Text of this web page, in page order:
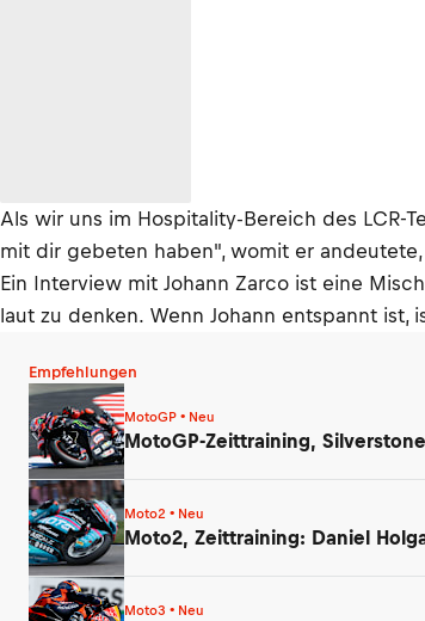
Als wir uns im Hospitality-Bereich des LCR-
mit dir gebeten haben", womit er
Ein Interview mit Johann Zarco ist eine
laut zu denken. Wenn Johann entspannt ist,
Empfehlungen
MotoGP • Neu
MotoGP-Zeittraining,
Moto2 • Neu
Moto2, Zeittraining: Daniel
Moto3 • Neu